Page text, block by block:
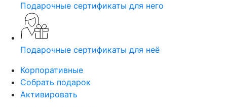
Подарочные сертификаты для него
Подарочные сертификаты для неё
Корпоративные
Собрать подарок
Активировать